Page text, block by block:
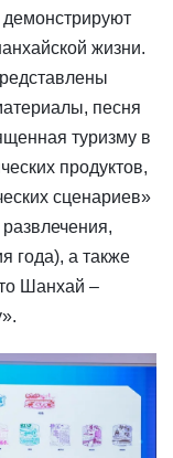
жизни.
песня
туризму в
продуктов,
сценариев»
года), а также
Шанхай –